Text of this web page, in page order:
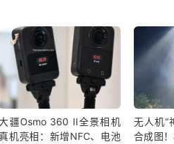
疆Osmo 360 II全景相机
机亮相：新增NFC、电池
无人机“
合成图